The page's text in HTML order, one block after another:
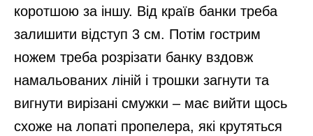
коротшою за іншу. Від країв банки треба
залишити відступ 3 см. Потім гострим
ножем треба розрізати банку вздовж
намальованих ліній і трошки загнути та
вигнути вирізані смужки – має вийти щось
схоже на лопаті пропелера, які крутяться